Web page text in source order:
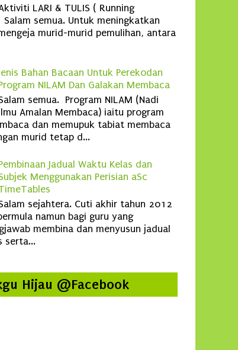
LARI & TULIS ( Running
semua. Untuk meningkatkan
murid-murid pemulihan, antara
Bahan Bacaan Untuk Perekodan
NILAM Dan Galakan Membaca
semua. Program NILAM (Nadi
Amalan Membaca) iaitu program
dan memupuk tabiat membaca
murid tetap d...
Jadual Waktu Kelas dan
Menggunakan Perisian aSc
sejahtera. Cuti akhir tahun 2012
namun bagi guru yang
membina dan menyusun jadual
serta...
Hijau @Facebook